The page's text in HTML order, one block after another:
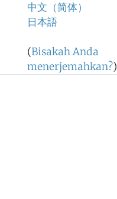
中文（简体）
日本語
(Bisakah Anda
menerjemahkan?)